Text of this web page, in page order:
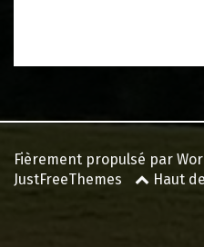
Fièrement propulsé par
JustFreeThemes
Haut